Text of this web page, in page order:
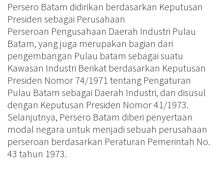
Persero Batam didirikan berdasarkan Keputusan
Presiden sebagai Perusahaan
Perseroan Pengusahaan Daerah Industri Pulau
Batam, yang juga merupakan bagian dari
pengembangan Pulau batam sebagai suatu
Kawasan Industri Berikat berdasarkan Keputusan
Presiden Nomor 74/1971 tentang Pengaturan
Pulau Batam sebagai Daerah Industri, dan disusul
dengan Keputusan Presiden Nomor 41/1973.
Selanjutnya, Persero Batam diberi penyertaan
modal negara untuk menjadi sebuah perusahaan
perseroan berdasarkan Peraturan Pemerintah No.
43 tahun 1973.